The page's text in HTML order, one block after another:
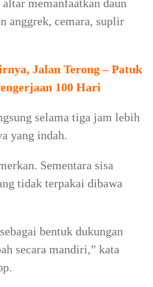
memanfaatkan daun
anggrek, cemara, suplir
Jalan Terong – Patuk
100 Hari
selama tiga jam lebih
yang indah.
Sementara sisa
tidak terpakai dibawa
bentuk dukungan
secara mandiri,” kata